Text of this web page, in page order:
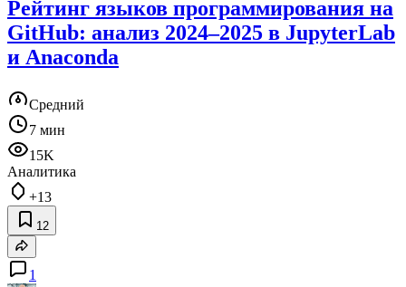
Рейтинг языков программирования на
GitHub: анализ 2024–2025 в JupyterLab
и Anaconda
Средний
7 мин
15K
Аналитика
+13
12
1